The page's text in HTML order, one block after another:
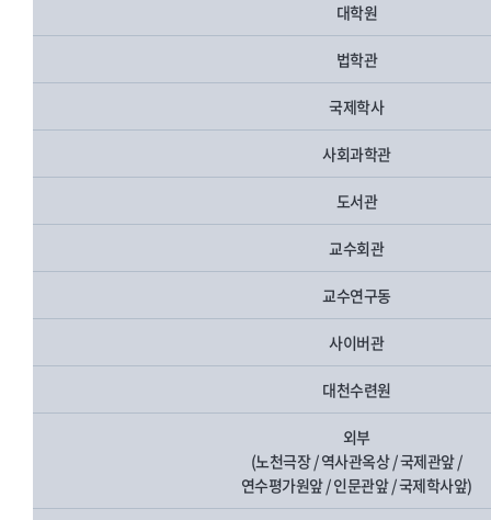
대학원
법학관
국제학사
사회과학관
도서관
교수회관
교수연구동
사이버관
대천수련원
외부
(노천극장 / 역사관옥상 / 국제관앞 /
연수평가원앞 / 인문관앞 / 국제학사앞)